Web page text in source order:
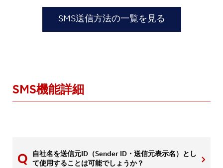
SMS送信方法の一覧を見る
SMS機能詳細
自社名を送信元ID（Sender ID・送信元表示名）とし
て使用することは可能でしょうか？